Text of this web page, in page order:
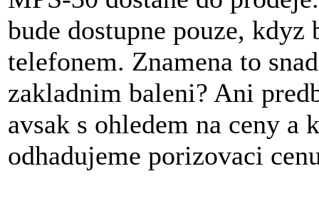
bude dostupne pouze, kdyz
telefonem. Znamena to
zakladnim baleni? Ani
avsak s ohledem na ceny
odhadujeme porizovaci